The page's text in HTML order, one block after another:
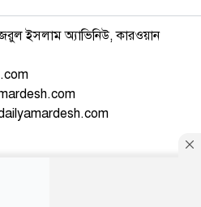
ইসলাম অ্যাভিনিউ, কারওয়ান